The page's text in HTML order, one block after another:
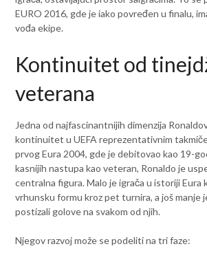
EURO 2016, gde je iako povređen u finalu,
vođa ekipe.
Kontinuitet od
veterana
Jedna od najfascinantnijih dimenzija
kontinuitet u UEFA reprezentativnim
prvog Eura 2004, gde je debitovao kao 19-
kasnijih nastupa kao veteran, Ronaldo je
centralna figura. Malo je igrača u istoriji Eura
vrhunsku formu kroz pet turnira, a još manje
postizali golove na svakom od njih.
Njegov razvoj može se podeliti na tri faze: